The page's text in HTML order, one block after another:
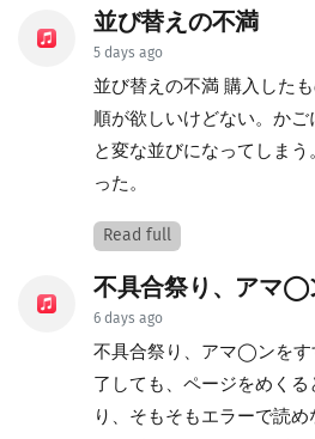
並び替えの不満
5 days ago
並び替えの不満 購入した
順が欲しいけどない。か
と変な並びになってしま
った。
Read full
不具合祭り、アマ◯
6 days ago
不具合祭り、アマ◯ンをす
了しても、ページをめく
り、そもそもエラーで読